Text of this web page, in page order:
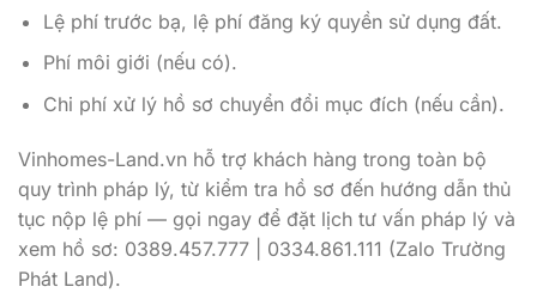
Lệ phí trước bạ, lệ phí đăng ký quyền sử dụng đất.
Phí môi giới (nếu có).
Chi phí xử lý hồ sơ chuyển đổi mục đích (nếu cần).
Vinhomes-Land.vn hỗ trợ khách hàng trong toàn bộ
quy trình pháp lý, từ kiểm tra hồ sơ đến hướng dẫn thủ
tục nộp lệ phí — gọi ngay để đặt lịch tư vấn pháp lý và
xem hồ sơ: 0389.457.777 | 0334.861.111 (Zalo Trường
Phát Land).